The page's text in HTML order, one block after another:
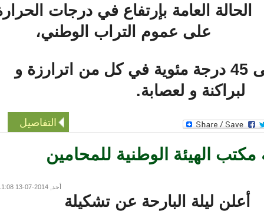
العامة بإرتفاع في درجات الحرارة
على عموم التراب الوطني،
حيث قد تصل إلى 45 درجة مئوية في كل من اترارزة و
لبراكنة و لعصابة.
التفاصيل
الهيئة الوطنية للمحامين
أعلن ليلة البارحة عن تشكيلة